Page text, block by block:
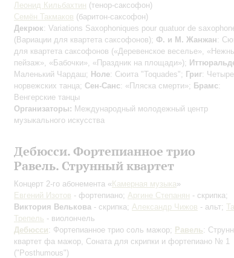
Леонид Кильбахтин (тенор-саксофон)
Семён Такмаков (баритон-саксофон)
Декрюк: Variations Saxophoniques pour quatuor de
(Вариации для квартета саксофонов); Ф. и М. Жанжан:
для квартета саксофонов («Деревенское веселье»,
пейзаж», «Бабочки», «Праздник на площади»);
Маленький Чардаш; Ноле: Сюита "Toquades"; Григ: Четыре
норвежских танца; Сен-Санс: «Пляска смерти»; Брамс:
Венгерские танцы
Организаторы: Международный молодежный центр
музыкального искусства
Дебюсси. Фортепианное трио
Равель. Струнный квартет
Концерт 2-го абонемента « Камерная музыка»
Евгений Изотов - фортепиано; Аргине Степанян - скрипка;
Виктория Велькова - скрипка; Александр Чижов - альт;
Трепель - виолончель
Дебюсси: Фортепианное трио соль мажор; Равель:
квартет фа мажор, Соната для скрипки и фортепиано № 1
("Posthumous")